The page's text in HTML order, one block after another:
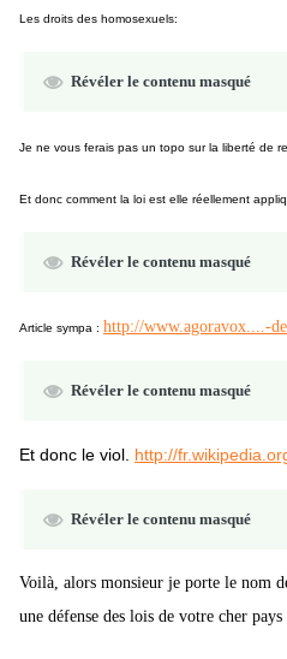
Les droits des homosexuels:
Révéler le contenu masqué
Je ne vous ferais pas un topo sur la liberté de
Et donc comment la loi est elle réellement
Révéler le contenu masqué
Article sympa : http://www.agoravox....-
Révéler le contenu masqué
Et donc le viol. http://
Révéler le contenu masqué
Voilà, alors monsieur je porte le nom
une défense des lois de votre cher pays